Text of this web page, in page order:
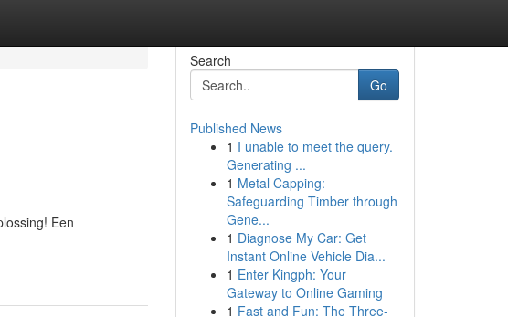
Een
Search
Go
Published News
1 I unable to meet the query.
Generating ...
1 Metal Capping:
Safeguarding Timber through
Gene...
1 Diagnose My Car: Get
Instant Online Vehicle Dia...
1 Enter Kingph: Your
Gateway to Online Gaming
1 Fast and Fun: The Three-